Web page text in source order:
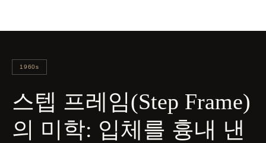
1960s
스텝 프레임(Step Frame)
의 미학: 입체를 흉내 낸